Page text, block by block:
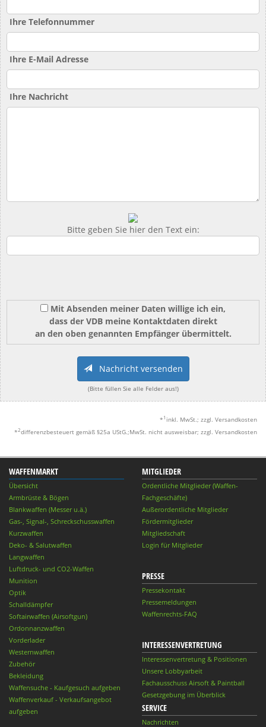
Ihre Telefonnummer
Ihre E-Mail Adresse
Ihre Nachricht
Bitte geben Sie hier den Text ein:
Mit Absenden meiner Daten willige ich ein,
dass der VDB meine Kontaktdaten direkt
an den oben genannten Empfänger übermittelt.
Nachricht versenden
(Bitte füllen Sie alle Felder aus!)
* 1 inkl. MwSt.; zzgl. Versandkosten
*2differenzbesteuert gemäß §25a UStG.;MwSt. nicht ausweisbar; zzgl. Versandkosten
WAFFENMARKT
Übersicht
Armbrüste & Bögen
Blankwaffen (Messer u.ä.)
Gas-, Signal-, Schreckschusswaffen
Kurzwaffen
Deko- & Salutwaffen
Langwaffen
Luftdruck- und CO2-Waffen
Munition
Optik
Schalldämpfer
Softairwaffen (Airsoftgun)
Ordonnanzwaffen
Vorderlader
Westernwaffen
Zubehör
Bekleidung
Waffensuche - Kaufgesuch aufgeben
Waffenverkauf - Verkaufsangebot
aufgeben
MITGLIEDER
Ordentliche Mitglieder (Waffen-
Fachgeschäfte)
Außerordentliche Mitglieder
Fördermitglieder
Mitgliedschaft
Login für Mitglieder
PRESSE
Pressekontakt
Pressemeldungen
Waffenrechts-FAQ
INTERESSENVERTRETUNG
Interessenvertretung & Positionen
Unsere Lobbyarbeit
Fachausschuss Airsoft & Paintball
Gesetzgebung im Überblick
SERVICE
Nachrichten